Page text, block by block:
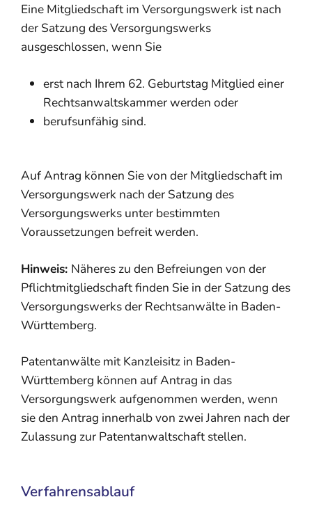
Eine Mitgliedschaft im Versorgungswerk ist nach
der Satzung des Versorgungswerks
ausgeschlossen, wenn Sie
erst nach Ihrem 62. Geburtstag Mitglied einer
Rechtsanwaltskammer werden oder
berufsunfähig sind.
Auf Antrag können Sie von der Mitgliedschaft im
Versorgungswerk nach der Satzung des
Versorgungswerks unter bestimmten
Voraussetzungen befreit werden.
Hinweis: Näheres zu den Befreiungen von der
Pflichtmitgliedschaft finden Sie in der Satzung des
Versorgungswerks der Rechtsanwälte in Baden-
Württemberg.
Patentanwälte mit Kanzleisitz in Baden-
Württemberg können auf Antrag in das
Versorgungswerk aufgenommen werden, wenn
sie den Antrag innerhalb von zwei Jahren nach der
Zulassung zur Patentanwaltschaft stellen.
Verfahrensablauf